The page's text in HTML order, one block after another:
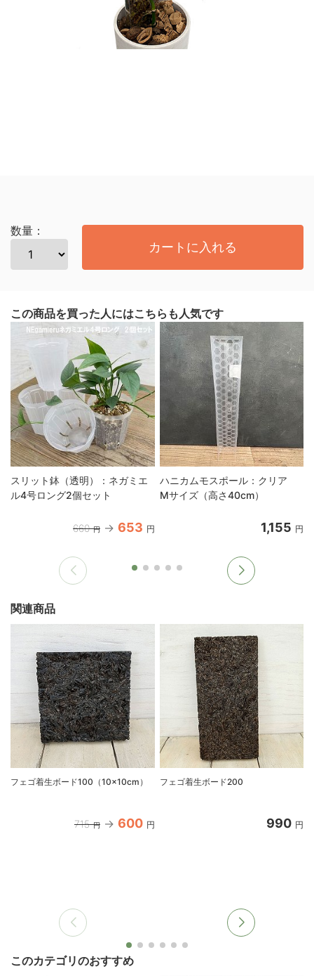
数量：
カートに入れる
この商品を買った人にはこちらも人気です
スリット鉢（透明）：ネガミエ
ル4号ロング2個セット
660 円 653 円
ハニカムモスポール：クリア
Mサイズ（高さ40cm）
1,155 円
関連商品
フェゴ着生ボード100（10×10cm）
715 円 600 円
フェゴ着生ボード200
990 円
このカテゴリのおすすめ